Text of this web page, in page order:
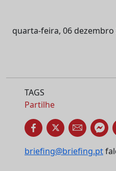
quarta-feira, 06 dezembro
TAGS
Partilhe
briefing@briefing.pt